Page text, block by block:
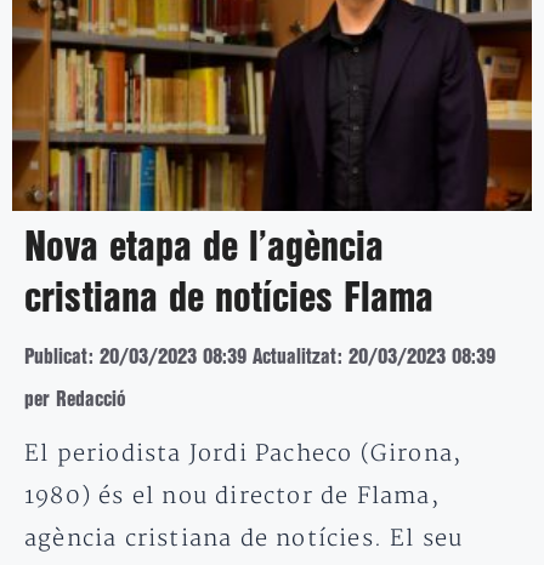
Nova etapa de l’agència
cristiana de notícies Flama
Publicat: 20/03/2023 08:39 Actualitzat: 20/03/2023 08:39
per Redacció
El periodista Jordi Pacheco (Girona,
1980) és el nou director de Flama,
agència cristiana de notícies. El seu